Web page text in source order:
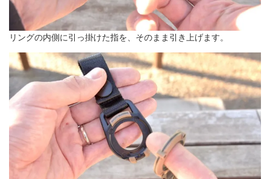
リングの内側に引っ掛けた指を、そのまま引き上げます。